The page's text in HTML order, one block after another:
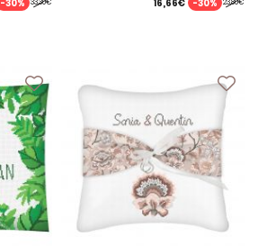
33,30€
-30% 23,80€
16,66€ -30%